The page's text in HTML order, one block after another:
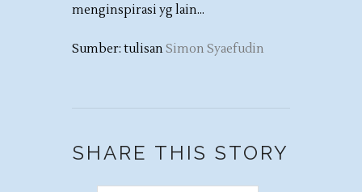
menginspirasi yg lain...
Sumber: tulisanSimon Syaefudin
SHARE THIS STORY